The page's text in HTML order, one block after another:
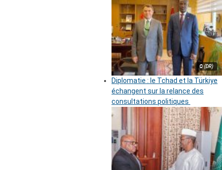
© (DR)
Diplomatie : le Tchad et la Türkiye
échangent sur la relance des
consultations politiques